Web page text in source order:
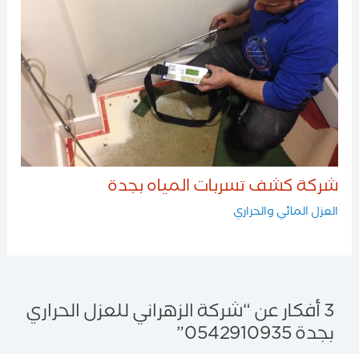
شركة كشف تسربات المياه بجدة
العزل المائي والحراري
3 أفكار عن “شركة الزهراني للعزل الحراري
بجدة 0542910935”